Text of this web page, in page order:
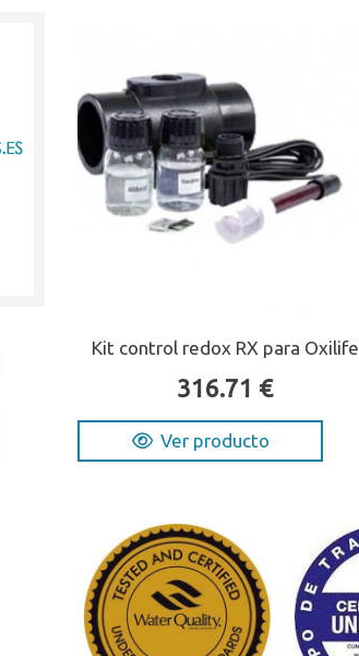
Kit control redox RX para Oxilife
316.71 €
Ver producto